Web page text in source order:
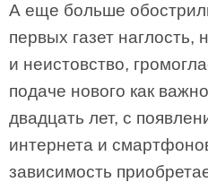
А еще больше
первых газет наглость,
и неистовство,
подаче нового как
двадцать лет, с
интернета и
зависимость